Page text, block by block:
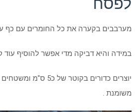
מערבבים בקערה את כל החומרים עם כף
במידה והיא דביקה מדי אפשר להוסיף עוד
יוצרים כדורים בקוטר
משומנת .